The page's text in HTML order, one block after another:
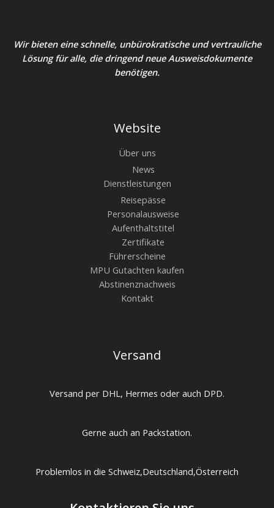
Wir bieten eine schnelle, unbürokratische und vertrauliche
Lösung für alle, die dringend neue Ausweisdokumente
benötigen.
Website
Über uns
News
Dienstleistungen
Reisepässe
Personalausweise
Aufenthaltstitel
Zertifikate
Führerscheine
MPU Gutachten kaufen
Abstinenznachweis
Kontakt
Versand
Versand per DHL, Hermes oder auch DPD.
Gerne auch an Packstation.
Problemlos in die Schweiz,Deutschland,Österreich